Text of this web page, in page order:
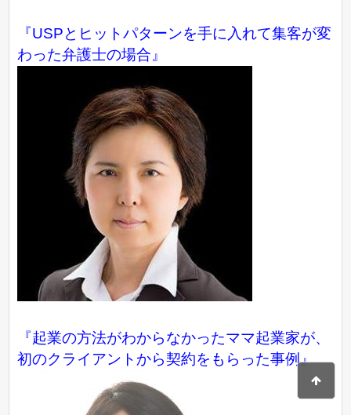
『USPとヒットパターンを手に入れて集客が変
わった弁護士の場合』
『起業の方法がわからなかったママ起業家が、
初のクライアントから契約をもらった事例』